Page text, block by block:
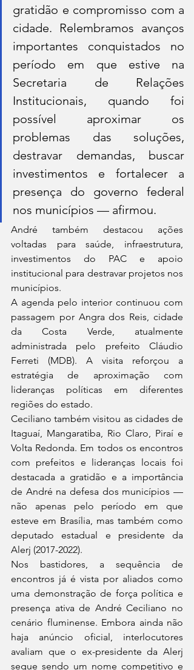
gratidão e compromisso com a
cidade. Relembramos avanços
importantes conquistados no
período em que estive na
Secretaria de Relações
Institucionais, quando foi
possível aproximar os
problemas das soluções,
destravar demandas, buscar
investimentos e fortalecer a
presença do governo federal
nos municípios — afirmou.
André também destacou ações
voltadas para saúde, infraestrutura,
investimentos do PAC e apoio
institucional para destravar projetos nos
municípios.
A agenda pelo interior continuou com
passagem por Angra dos Reis, cidade
da Costa Verde, atualmente
administrada pelo prefeito Cláudio
Ferreti (MDB). A visita reforçou a
estratégia de aproximação com
lideranças políticas em diferentes
regiões do estado.
Ceciliano também visitou as cidades de
Itaguaí, Mangaratiba, Rio Claro, Piraí e
Volta Redonda. Em todos os encontros
com prefeitos e lideranças locais foi
destacada a gratidão e a importância
de André na defesa dos municípios —
não apenas pelo período em que
esteve em Brasília, mas também como
deputado estadual e presidente da
Alerj (2017-2022).
Nos bastidores, a sequência de
encontros já é vista por aliados como
uma demonstração de força política e
presença ativa de André Ceciliano no
cenário fluminense. Embora ainda não
haja anúncio oficial, interlocutores
avaliam que o ex-presidente da Alerj
segue sendo um nome competitivo e